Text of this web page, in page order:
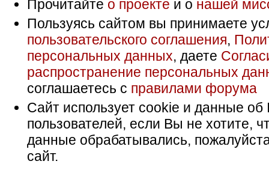
Прочитайте о проекте и о нашей
Пользуясь сайтом вы принимаете
пользовательского соглашения,
персональных данных, даете
распространение персональных
соглашаетесь с правилами форума
Сайт использует cookie и данные об
пользователей, если Вы не хотите,
данные обрабатывались,
сайт.